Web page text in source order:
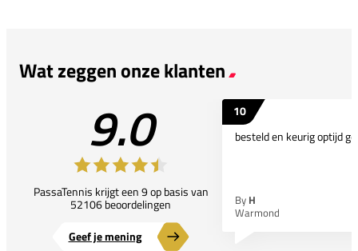
Wat zeggen onze klanten
9.0
PassaTennis krijgt een 9 op basis van
52106 beoordelingen
Geef je mening
10
besteld en keurig optijd
By H
Warmond